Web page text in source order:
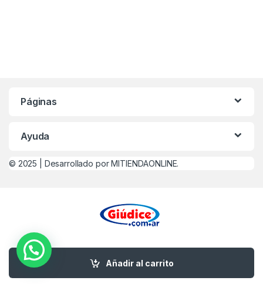
Añadir al carrito
Páginas
Ayuda
© 2025 | Desarrollado por MITIENDAONLINE.
¿Alguna Duda? Llamanos
0221-479-4747